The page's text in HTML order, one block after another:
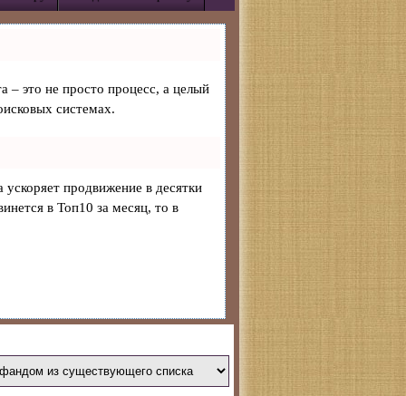
– это не просто процесс, а целый
системах.
ускоряет продвижение в десятки
в Топ10 за месяц, то в